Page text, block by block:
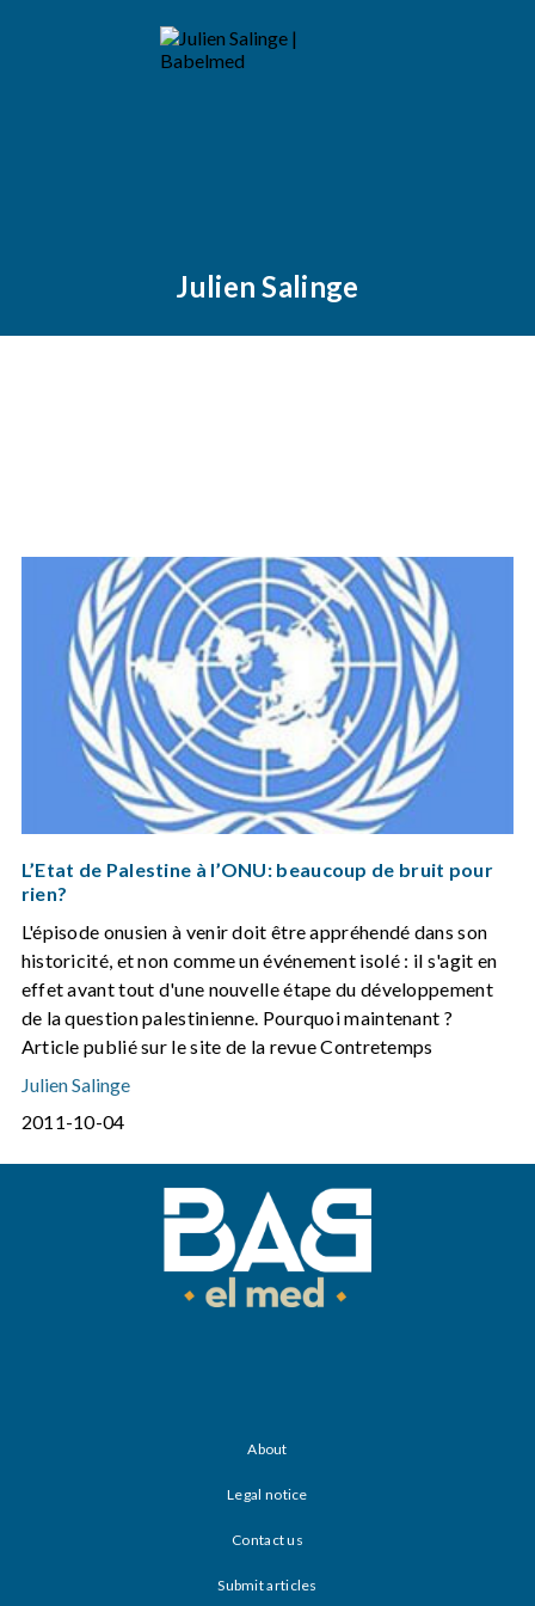
Julien Salinge
L’Etat de Palestine à l’ONU: beaucoup de bruit pour
rien?
L'épisode onusien à venir doit être appréhendé dans son
historicité, et non comme un événement isolé : il s'agit en
effet avant tout d'une nouvelle étape du développement
de la question palestinienne. Pourquoi maintenant ?
Article publié sur le site de la revue Contretemps
Julien Salinge
2011-10-04
About
Legal notice
Contact us
Submit articles